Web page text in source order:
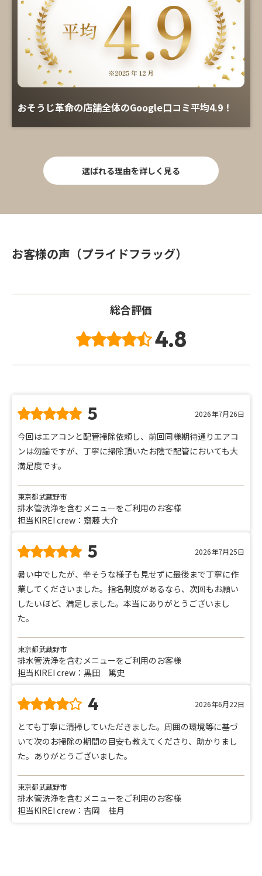
おそうじ革命の店舗全体のGoogle口コミ平均4.9！
選ばれる理由を詳しく見る
お客様の声（プライドフラッグ）
総合評価
4.8
5 2026年7月26日
今回はエアコンと配管掃除依頼し、前回同様期待通りエアコ
ンは勿論ですが、丁寧に掃除頂いたお陰で配管においても大
満足度です。
東京都武蔵野市
排水管洗浄を含むメニューをご利用のお客様
担当KIREI crew：齋藤 大介
5 2026年7月25日
暑い中でしたが、辛そうな様子も見せずに最後まで丁寧に作
業してくださいました。指名制度があるなら、次回もお願い
したいほど、満足しました。本当にありがとうございまし
た。
東京都武蔵野市
排水管洗浄を含むメニューをご利用のお客様
担当KIREI crew：黒田 篤史
4 2026年6月22日
とても丁寧に清掃していただきました。周囲の環境等に基づ
いて次のお掃除の期間の目安も教えてくださり、助かりまし
た。ありがとうございました。
東京都武蔵野市
排水管洗浄を含むメニューをご利用のお客様
担当KIREI crew：吉岡 桂月